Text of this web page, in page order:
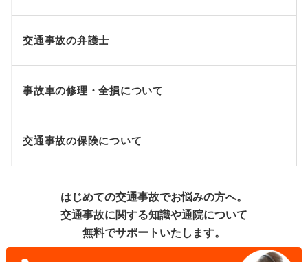
交通事故の弁護士
事故車の修理・全損について
交通事故の保険について
はじめての交通事故でお悩みの方へ。
交通事故に関する知識や通院について
無料でサポートいたします。